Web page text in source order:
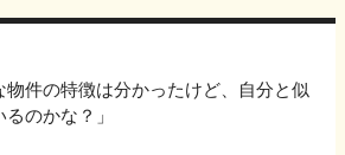
物件の特徴は分かったけど、自分と似
のかな？」